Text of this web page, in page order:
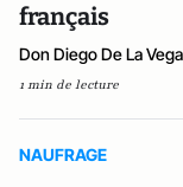
français
Don Diego De La Vega
1 min de lecture
NAUFRAGE